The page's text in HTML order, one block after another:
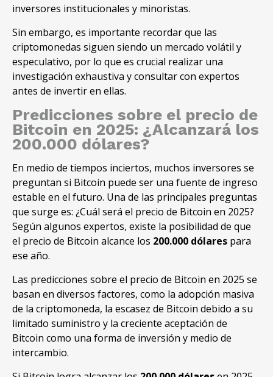
inversores institucionales y minoristas.
Sin embargo, es importante recordar que las
criptomonedas siguen siendo un mercado volátil y
especulativo, por lo que es crucial realizar una
investigación exhaustiva y consultar con expertos
antes de invertir en ellas.
Predicciones sobre el precio de
Bitcoin en 2025: ¿Alcanzará los
200.000 dólares?
En medio de tiempos inciertos, muchos inversores se
preguntan si Bitcoin puede ser una fuente de ingreso
estable en el futuro. Una de las principales preguntas
que surge es: ¿Cuál será el precio de Bitcoin en 2025?
Según algunos expertos, existe la posibilidad de que
el precio de Bitcoin alcance los 200.000 dólares para
ese año.
Las predicciones sobre el precio de Bitcoin en 2025 se
basan en diversos factores, como la adopción masiva
de la criptomoneda, la escasez de Bitcoin debido a su
limitado suministro y la creciente aceptación de
Bitcoin como una forma de inversión y medio de
intercambio.